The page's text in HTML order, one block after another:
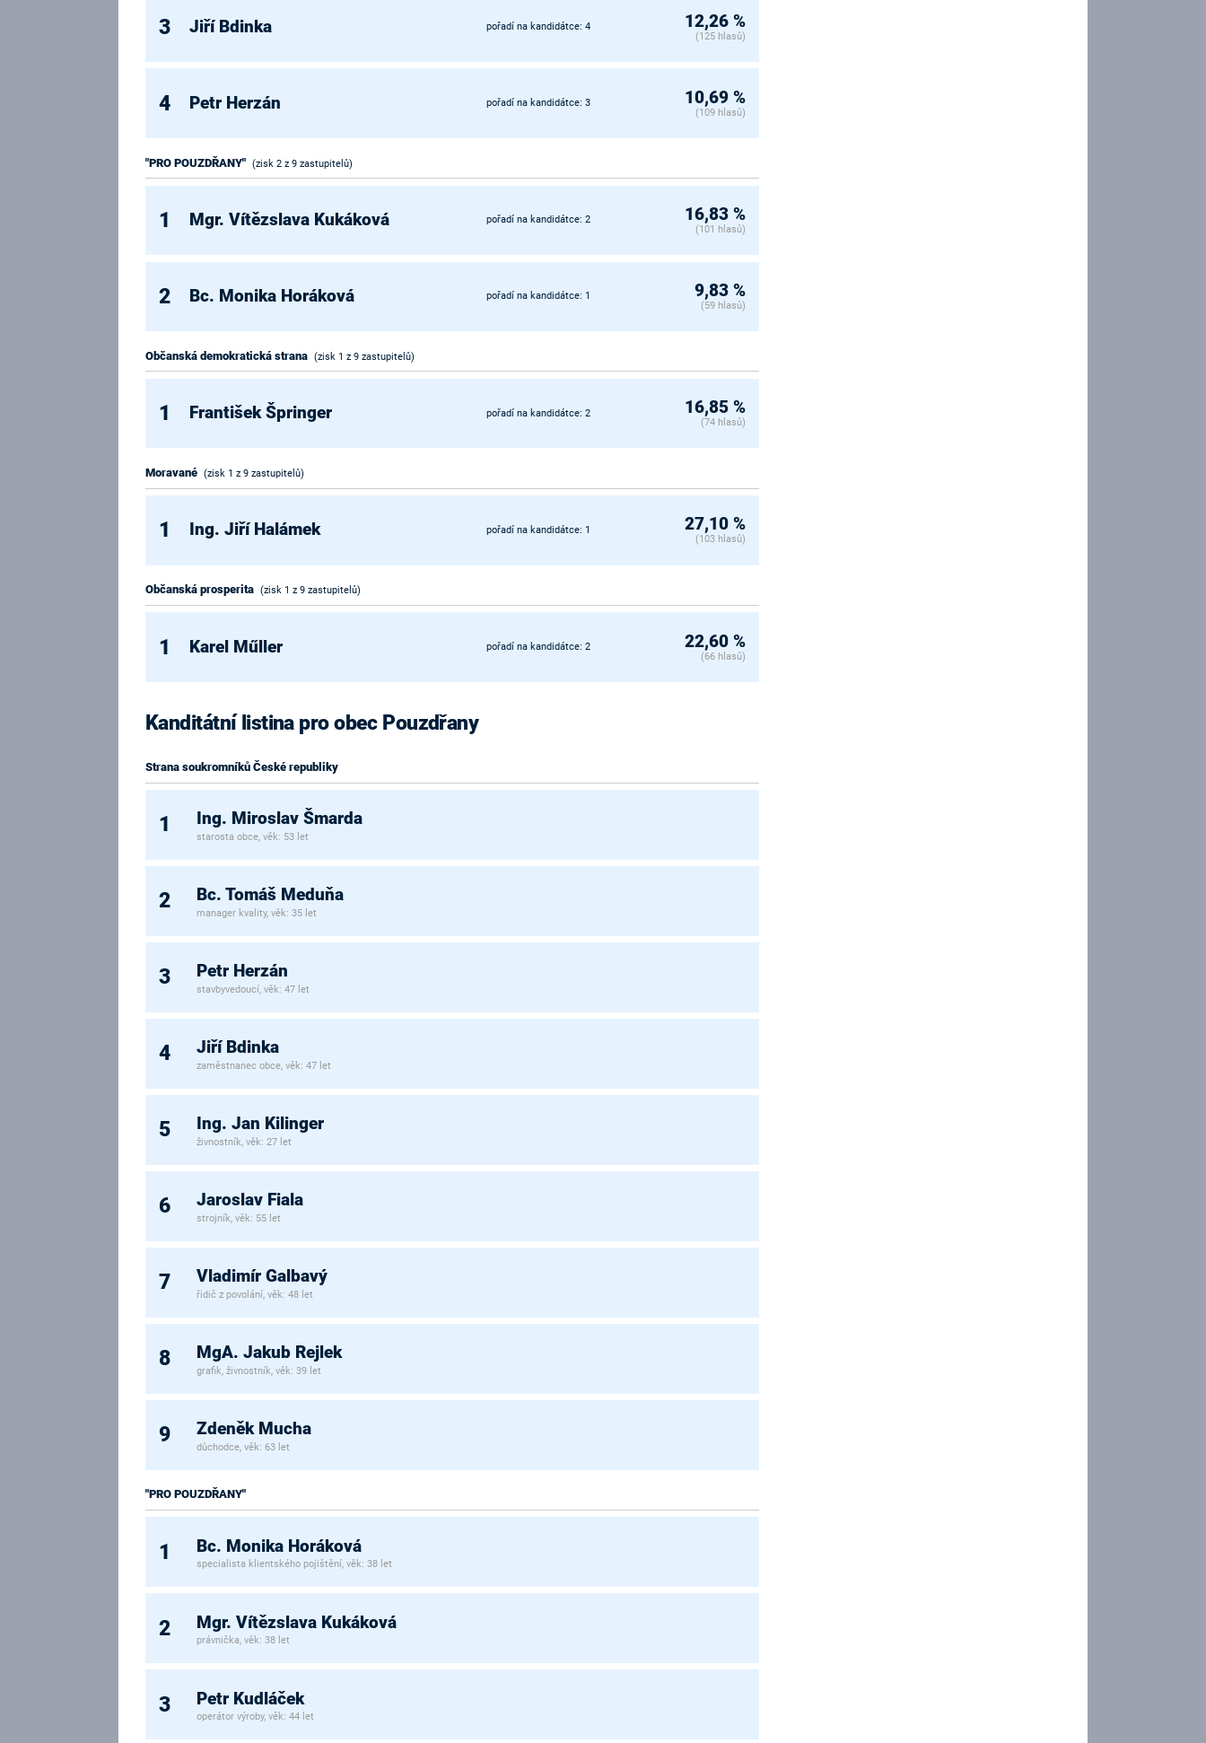
3 Jiří Bdinka pořadí na kandidátce: 4 12,26 %
(125 hlasů)
4 Petr Herzán pořadí na kandidátce: 3 10,69 %
(109 hlasů)
"PRO POUZDŘANY" (zisk 2 z 9 zastupitelů)
1 Mgr. Vítězslava Kukáková pořadí na kandidátce: 2 16,83 %
(101 hlasů)
2 Bc. Monika Horáková pořadí na kandidátce: 1 9,83 %
(59 hlasů)
Občanská demokratická strana (zisk 1 z 9 zastupitelů)
1 František Špringer pořadí na kandidátce: 2 16,85 %
(74 hlasů)
Moravané (zisk 1 z 9 zastupitelů)
1 Ing. Jiří Halámek pořadí na kandidátce: 1 27,10 %
(103 hlasů)
Občanská prosperita (zisk 1 z 9 zastupitelů)
1 Karel Műller pořadí na kandidátce: 2 22,60 %
(66 hlasů)
Kanditátní listina pro obec Pouzdřany
Strana soukromníků České republiky
1 Ing. Miroslav Šmarda
starosta obce, věk: 53 let
2 Bc. Tomáš Meduňa
manager kvality, věk: 35 let
3 Petr Herzán
stavbyvedoucí, věk: 47 let
4 Jiří Bdinka
zaměstnanec obce, věk: 47 let
5 Ing. Jan Kilinger
živnostník, věk: 27 let
6 Jaroslav Fiala
strojník, věk: 55 let
7 Vladimír Galbavý
řidič z povolání, věk: 48 let
8 MgA. Jakub Rejlek
grafik, živnostník, věk: 39 let
9 Zdeněk Mucha
důchodce, věk: 63 let
"PRO POUZDŘANY"
1 Bc. Monika Horáková
specialista klientského pojištění, věk: 38 let
2 Mgr. Vítězslava Kukáková
právnička, věk: 38 let
3 Petr Kudláček
operátor výroby, věk: 44 let